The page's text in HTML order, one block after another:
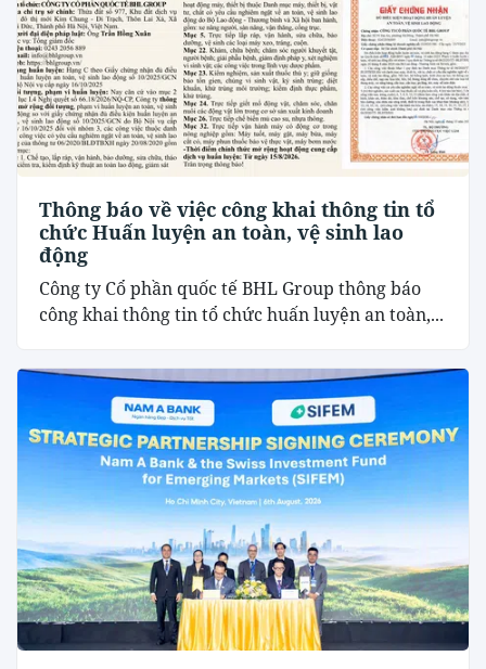
Thông báo về việc công khai thông tin tổ
chức Huấn luyện an toàn, vệ sinh lao
động
Công ty Cổ phần quốc tế BHL Group thông báo
công khai thông tin tổ chức huấn luyện an toàn,...